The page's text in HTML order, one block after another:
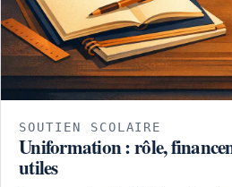
SOUTIEN SCOLAIRE
Uniformation : rôle,
utiles